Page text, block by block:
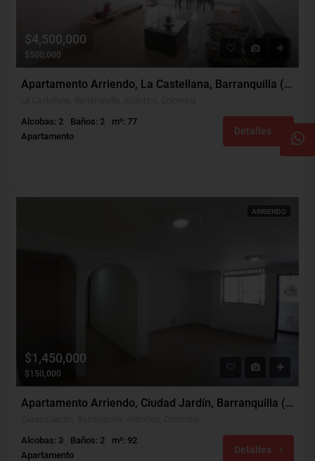
$4,500,000
$500,000
Apartamento Arriendo, La Castellana, Barranquilla (28946)
Alcobas: 2 Baños: 2
m²: 77
Apartamento
Detalles
ARRIENDO
$1,450,000
$150,000
Apartamento Arriendo, Ciudad Jardín, Barranquilla (31672)
Alcobas: 3 Baños: 2
m²: 92
Apartamento
Detalles